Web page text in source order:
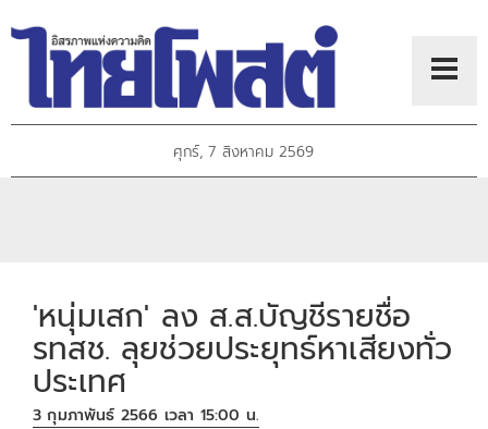
ศุกร์, 7 สิงหาคม 2569
'หนุ่มเสก' ลง ส.ส.บัญชีรายชื่อ
รทสช. ลุยช่วยประยุทธ์หาเสียงทั่ว
ประเทศ
3 กุมภาพันธ์ 2566 เวลา 15:00 น.